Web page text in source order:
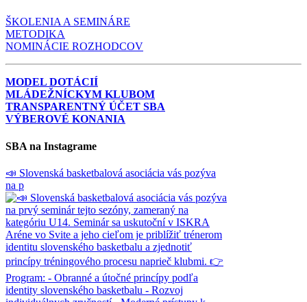
ŠKOLENIA A SEMINÁRE
METODIKA
NOMINÁCIE ROZHODCOV
MODEL DOTÁCIÍ
MLÁDEŽNÍCKYM KLUBOM
TRANSPARENTNÝ ÚČET SBA
VÝBEROVÉ KONANIA
SBA na Instagrame
📣 Slovenská basketbalová asociácia vás pozýva
na p